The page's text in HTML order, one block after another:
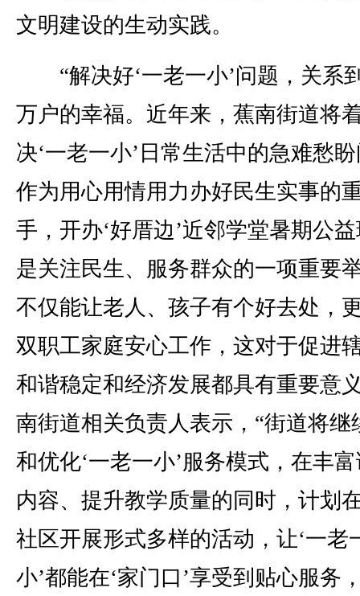
文明建设的生动实践。
“解决好‘一老一小’问题，关系
万户的幸福。近年来，蕉南街道将
决‘一老一小’日常生活中的急难愁
作为用心用情用力办好民生实事的
手，开办‘好厝边’近邻学堂暑期公
是关注民生、服务群众的一项重要
不仅能让老人、孩子有个好去处，
双职工家庭安心工作，这对于促进
和谐稳定和经济发展都具有重要意
南街道相关负责人表示，“街道将继
和优化‘一老一小’服务模式，在丰
内容、提升教学质量的同时，计划
社区开展形式多样的活动，让‘一老
小’都能在‘家门口’享受到贴心服务